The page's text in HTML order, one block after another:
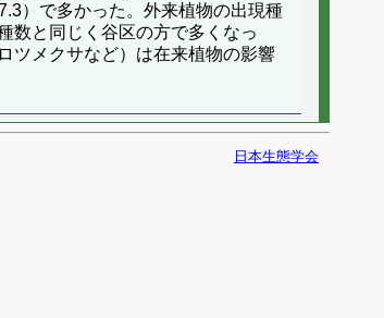
）で多かった。外来植物の出現種
数と同じく谷区の方で多くなっ
ツメクサなど）は在来植物の影響
日本生態学会